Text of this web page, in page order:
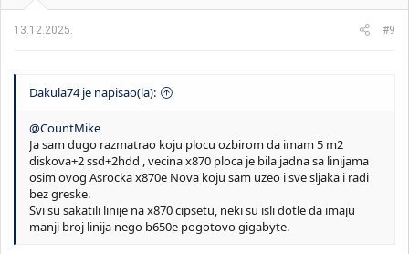
13.12.2025. #9
Dakula74 je napisao(la):
@CountMike
Ja sam dugo razmatrao koju plocu ozbirom da imam 5 m2
diskova+2 ssd+2hdd , vecina x870 ploca je bila jadna sa linijama
osim ovog Asrocka x870e Nova koju sam uzeo i sve sljaka i radi
bez greske.
Svi su sakatili linije na x870 cipsetu, neki su isli dotle da imaju
manji broj linija nego b650e pogotovo gigabyte.